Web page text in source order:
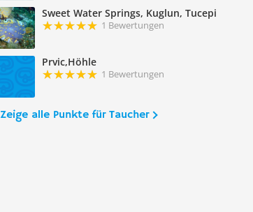
Sweet Water Springs, Kuglun, Tucepi
1 Bewertungen
Prvic,Höhle
1 Bewertungen
Zeige alle Punkte für Taucher